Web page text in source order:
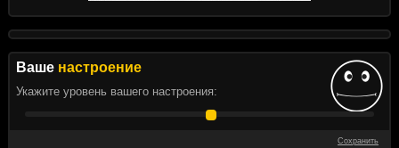
Ваше настроение
Укажите уровень вашего настроения:
Сохранить